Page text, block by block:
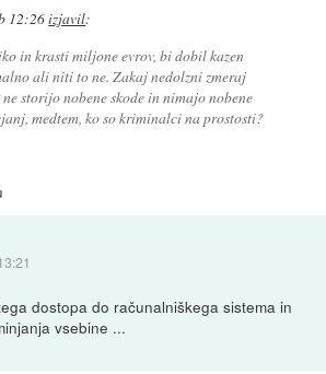
12:26izjavil:
in krasti miljone evrov, bi dobil kazen
ali niti to ne. Zakaj nedolzni zmeraj
storijo nobene skode in nimajo nobene
medtem, ko so kriminalci na prostosti?
dostopa do računalniškega sistema in
vsebine ...